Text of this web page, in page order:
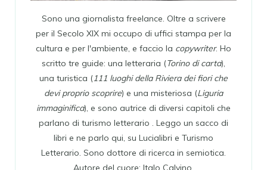
Sono una giornalista freelance. Oltre a scrivere
per il Secolo XIX mi occupo di uffici stampa per la
cultura e per l'ambiente, e faccio la copywriter. Ho
scritto tre guide: una letteraria (Torino di carta),
una turistica (111 luoghi della Riviera dei fiori che
devi proprio scoprire) e una misteriosa (Liguria
immaginifica), e sono autrice di diversi capitoli che
parlano di turismo letterario . Leggo un sacco di
libri e ne parlo qui, su Lucialibri e Turismo
Letterario. Sono dottore di ricerca in semiotica.
Autore del cuore: Italo Calvino.